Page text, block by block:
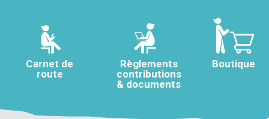
Carnet de
route
Règlements
contributions
& documents
Boutique